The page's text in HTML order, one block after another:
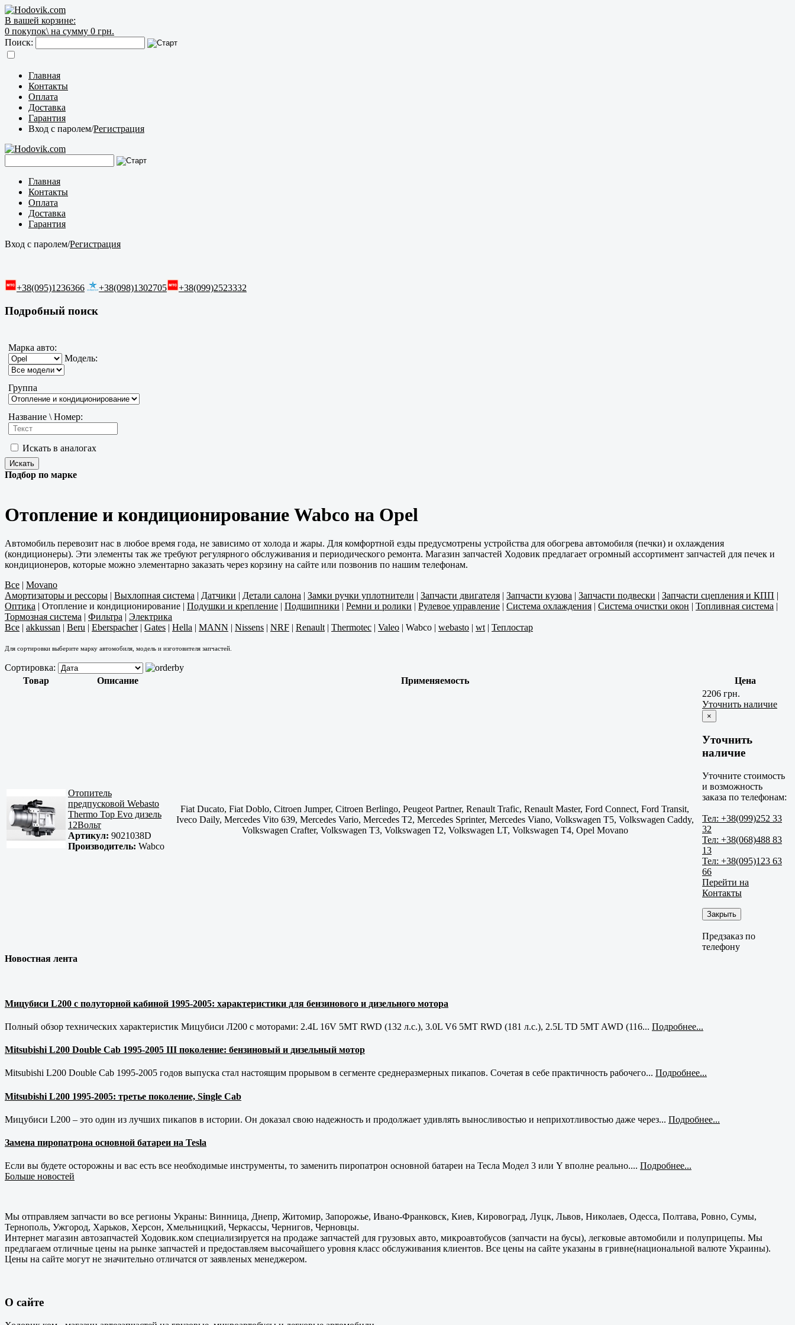
В вашей корзине:
0 покупок\ на сумму 0 грн.
Поиск:
Главная
Контакты
Оплата
Доставка
Гарантия
Вход с паролем/Регистрация
Главная
Контакты
Оплата
Доставка
Гарантия
Вход с паролем/Регистрация
+38(095)1236366 +38(098)1302705 +38(099)2523332
Подробный поиск
Марка авто:
Модель:
Группа
Название \ Номер:
Искать в аналогах
Подбор по марке
Отопление и кондиционирование Wabco на Opel
Автомобиль перевозит нас в любое время года, не зависимо от холода и жары. Для комфортной езды предусмотрены устройства для обогрева автомобиля (печки) и охлаждения
(кондиционеры). Эти элементы так же требуют регулярного обслуживания и периодического ремонта. Магазин запчастей Ходовик предлагает огромный ассортимент запчастей для печек и
кондиционеров, которые можно элементарно заказать через корзину на сайте или позвонив по нашим телефонам.
Все | Movano
Амортизаторы и рессоры | Выхлопная система | Датчики | Детали салона | Замки ручки уплотнители | Запчасти двигателя | Запчасти кузова | Запчасти подвески | Запчасти сцепления и КПП |
Оптика | Отопление и кондиционирование | Подушки и крепление | Подшипники | Ремни и ролики | Рулевое управление | Система охлаждения | Система очистки окон | Топливная система |
Тормозная система | Фильтра | Электрика
Все | akkussan | Beru | Eberspacher| Gates | Hella | MANN | Nissens | NRF | Renault | Thermotec | Valeo | Wabco | webasto | wt | Теплостар
Для сортировки выберите марку автомобиля, модель и изготовителя запчастей.
Сортировка:
Товар
Описание Применяемость Цена
Отопитель
предпусковой Webasto
Thermo Top Evo дизель
12Вольт
Артикул: 9021038D
Производитель: Wabco
Fiat Ducato, Fiat Doblo, Citroen Jumper, Citroen Berlingo, Peugeot Partner, Renault Trafic, Renault Master, Ford Connect, Ford Transit,
Iveco Daily, Mercedes Vito 639, Mercedes Vario, Mercedes T2, Mercedes Sprinter, Mercedes Viano, Volkswagen T5, Volkswagen Caddy,
Volkswagen Crafter, Volkswagen T3, Volkswagen T2, Volkswagen LT, Volkswagen T4, Opel Movano
2206 грн.
Уточнить наличие
×
Уточнить
наличие
Уточните стоимость
и возможность
заказа по телефонам:
Тел: +38(099)252 33
32
Тел: +38(068)488 83
13
Тел: +38(095)123 63
66
Перейти на
Контакты
Закрыть
Предзаказ по
телефону
Новостная лента
Мицубиси L200 с полуторной кабиной 1995-2005: характеристики для бензинового и дизельного мотора
Полный обзор технических характеристик Мицубиси Л200 с моторами: 2.4L 16V 5MT RWD (132 л.с.), 3.0L V6 5MT RWD (181 л.с.), 2.5L TD 5MT AWD (116... Подробнее...
Mitsubishi L200 Double Cab 1995-2005 III поколение: бензиновый и дизельный мотор
Mitsubishi L200 Double Cab 1995-2005 годов выпуска стал настоящим прорывом в сегменте среднеразмерных пикапов. Сочетая в себе практичность рабочего... Подробнее...
Mitsubishi L200 1995-2005: третье поколение, Single Cab
Мицубиси L200 – это один из лучших пикапов в истории. Он доказал свою надежность и продолжает удивлять выносливостью и неприхотливостью даже через... Подробнее...
Замена пиропатрона основной батареи на Tesla
Если вы будете осторожны и вас есть все необходимые инструменты, то заменить пиропатрон основной батареи на Тесла Модел 3 или Y вполне реально.... Подробнее...
Больше новостей
Мы отправляем запчасти во все регионы Украны: Винница, Днепр, Житомир, Запорожье, Ивано-Франковск, Киев, Кировоград, Луцк, Львов, Николаев, Одесса, Полтава, Ровно, Сумы,
Тернополь, Ужгород, Харьков, Херсон, Хмельницкий, Черкассы, Чернигов, Черновцы.
Интернет магазин автозапчастей Ходовик.ком специализируется на продаже запчастей для грузовых авто, микроавтобусов (запчасти на бусы), легковые автомобили и полуприцепы. Мы
предлагаем отличные цены на рынке запчастей и предоставляем высочайшего уровня класс обслуживания клиентов. Все цены на сайте указаны в гривне(национальной валюте Украины).
Цены на сайте могут не значительно отличатся от заявленых менеджером.
О сайте